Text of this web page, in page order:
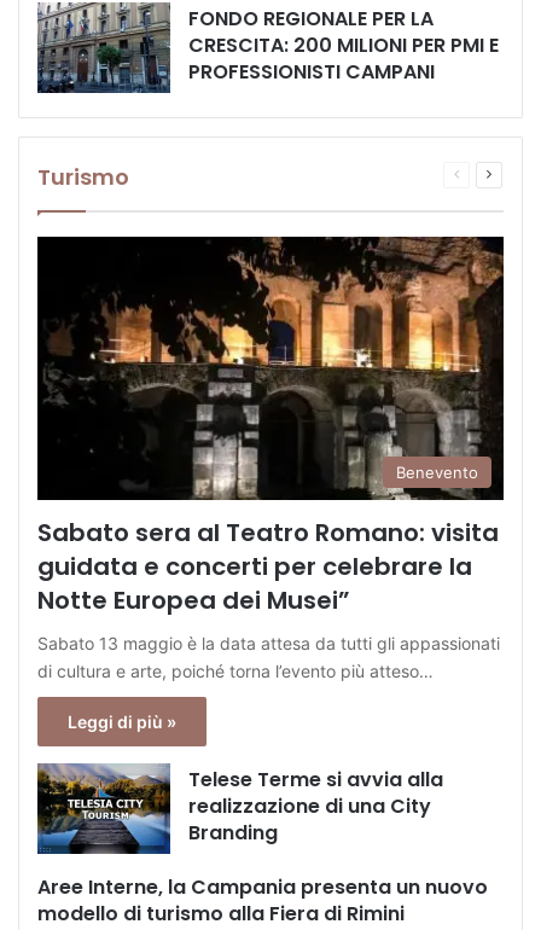
FONDO REGIONALE PER LA
CRESCITA: 200 MILIONI PER PMI E
PROFESSIONISTI CAMPANI
Turismo
Pagina
Benevento
Sabato sera al Teatro Romano: visita
guidata e concerti per celebrare la
Notte Europea dei Musei”
Sabato 13 maggio è la data attesa da tutti gli appassionati
di cultura e arte, poiché torna l’evento più atteso…
Leggi di più »
Telese Terme si avvia alla
realizzazione di una City
Branding
Aree Interne, la Campania presenta un nuovo
modello di turismo alla Fiera di Rimini